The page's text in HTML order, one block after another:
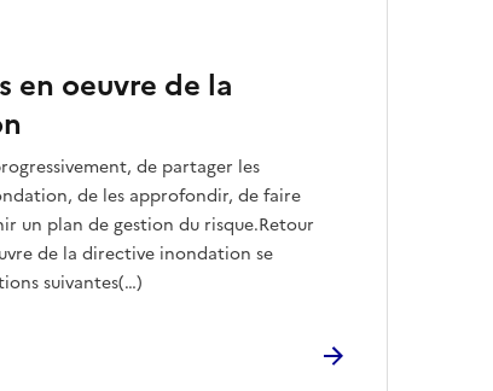
en oeuvre de la
de partager les
de les approfondir, de faire
un plan de gestion du risque.Retour
de la directive inondation se
suivantes(…)